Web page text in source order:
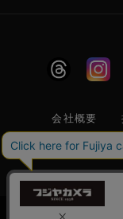
会社概要
特定商取引に関
商標登録 第
号 東京